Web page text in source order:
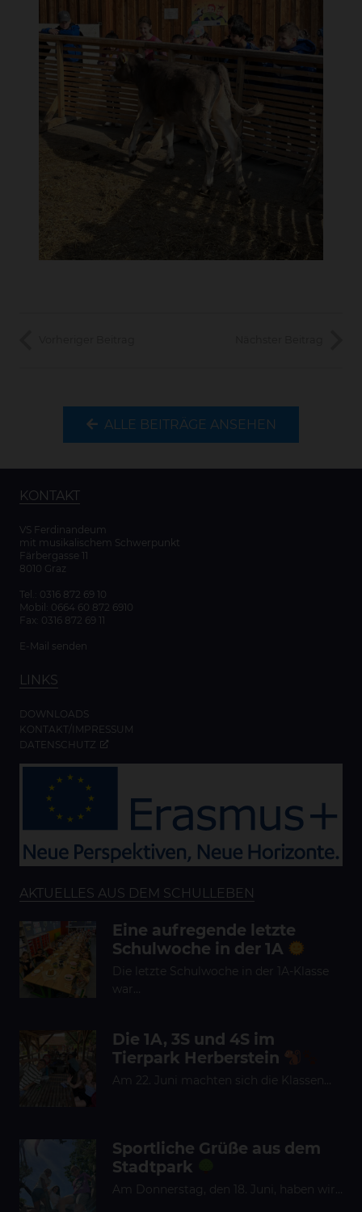
ALLE BEITRÄGE ANSEHEN
KONTAKT
VS Ferdinandeum
mit musikalischem Schwerpunkt
Färbergasse 11
8010 Graz
Tel.: 0316 872 69 10
Mobil: 0664 60 872 6910
Fax: 0316 872 69 11
E-Mail senden
LINKS
DOWNLOADS
KONTAKT/IMPRESSUM
DATENSCHUTZ
AKTUELLES AUS DEM SCHULLEBEN
Eine aufregende letzte
Schulwoche in der 1A
Die letzte Schulwoche in der 1A-Klasse
war…
Die 1A, 3S und 4S im
Tierpark Herberstein
Am 22. Juni machten sich die Klassen…
Sportliche Grüße aus dem
Stadtpark
Am Donnerstag, den 18. Juni, haben wir…